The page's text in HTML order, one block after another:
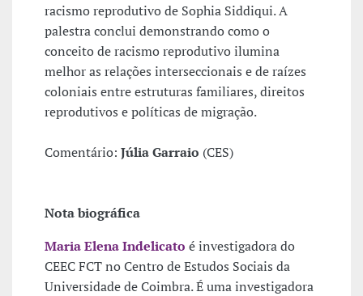
racismo reprodutivo de Sophia Siddiqui. A
palestra conclui demonstrando como o
conceito de racismo reprodutivo ilumina
melhor as relações interseccionais e de raízes
coloniais entre estruturas familiares, direitos
reprodutivos e políticas de migração.
Comentário: Júlia Garraio (CES)
Nota biográfica
Maria Elena Indelicato é investigadora do
CEEC FCT no Centro de Estudos Sociais da
Universidade de Coimbra. É uma investigadora